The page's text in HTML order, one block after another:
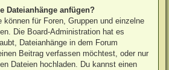
Dateianhänge anfügen?
können für Foren, Gruppen und einzelne
Die Board-Administration hat es
Dateianhänge in dem Forum
Beitrag verfassen möchtest, oder nur
Dateien hochladen. Du kannst einen